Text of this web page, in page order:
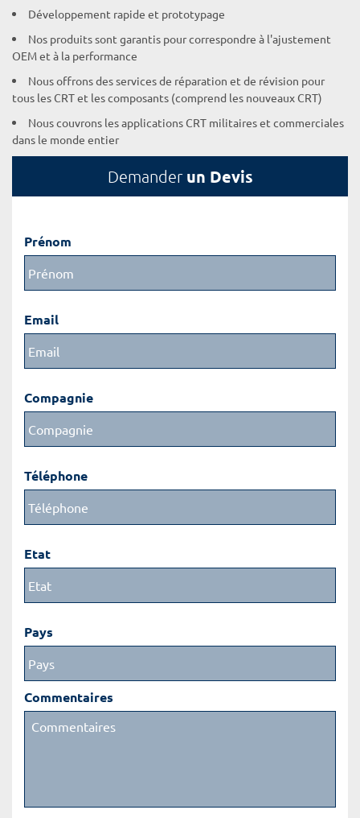
Développement rapide et prototypage
Nos produits sont garantis pour correspondre à l'ajustement
OEM et à la performance
Nous offrons des services de réparation et de révision pour
tous les CRT et les composants (comprend les nouveaux CRT)
Nous couvrons les applications CRT militaires et commerciales
dans le monde entier
Demander un Devis
Prénom
Email
Compagnie
Téléphone
Etat
Pays
Commentaires